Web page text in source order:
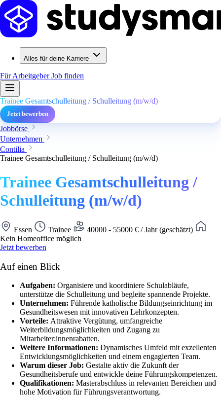
Alles für deine Karriere
Für ArbeitgeberJob finden
Trainee Gesamtschulleitung / Schulleitung (m/w/d)
Jetzt bewerben
Jobbörse
Unternehmen
Contilia
Trainee Gesamtschulleitung / Schulleitung (m/w/d)
Trainee Gesamtschulleitung /
Schulleitung (m/w/d)
Essen Trainee
40000 - 55000 € / Jahr (geschätzt)
Kein Homeoffice möglich
Jetzt bewerben
Auf einen Blick
Aufgaben: Organisiere und koordiniere Schulabläufe,
unterstütze die Schulleitung und begleite spannende Projekte.
Unternehmen: Führende katholische Bildungseinrichtung im
Gesundheitswesen mit innovativen Lehrkonzepten.
Vorteile: Attraktive Vergütung, umfangreiche
Weiterbildungsmöglichkeiten und Zugang zu
Mitarbeiter:innenrabatten.
Weitere Informationen: Dynamisches Umfeld mit exzellenten
Entwicklungsmöglichkeiten und einem engagierten Team.
Warum dieser Job: Gestalte aktiv die Zukunft der
Gesundheitsberufe und entwickle deine Führungskompetenzen.
Qualifikationen: Masterabschluss in relevanten Bereichen und
hohe Motivation für Führungsverantwortung.